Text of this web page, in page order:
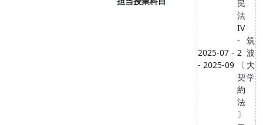
2025-07 -
- 2025-09
民
法
IV
-
2
〔
契
約
法
〕
筑
波
大
学